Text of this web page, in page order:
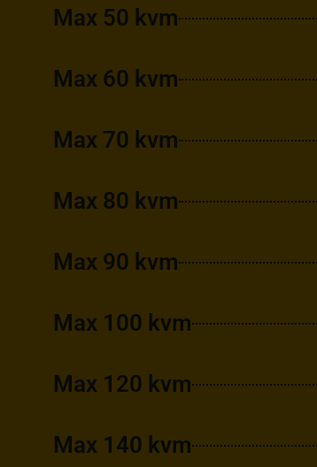
Max 50 kvm
Max 60 kvm
Max 70 kvm
Max 80 kvm
Max 90 kvm
Max 100 kvm
Max 120 kvm
Max 140 kvm